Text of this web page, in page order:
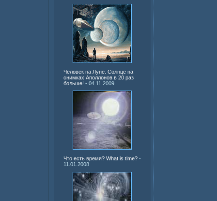
Человек на Луне. Солнце на
снимках Аполлонов в 20 раз
больше! - 04.11.2009
Что есть время? What is time? -
11.01.2008